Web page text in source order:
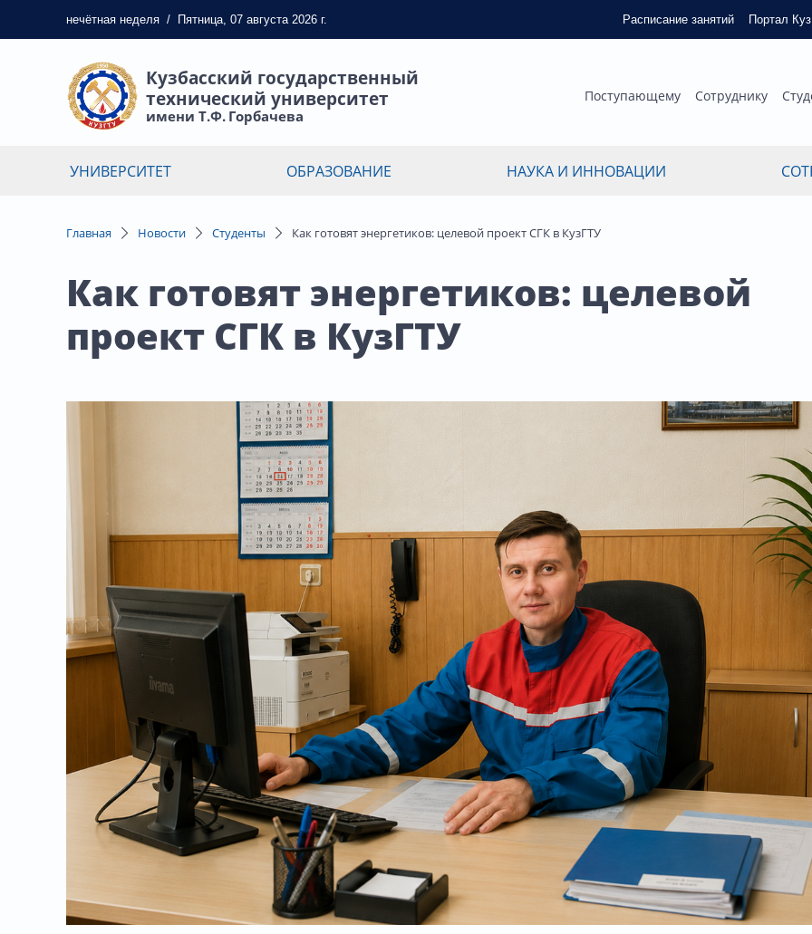
нечётная неделя / Пятница, 07 августа 2026 г. Расписание занятий Портал
Кузбасский государственный
технический университет
имени Т.Ф. Горбачева
Поступающему Сотруднику
УНИВЕРСИТЕТ ОБРАЗОВАНИЕ НАУКА И ИННОВАЦИИ
Главная Новости Студенты Как готовят энергетиков: целевой проект СГК в КузГТУ
Как готовят энергетиков: целевой
проект СГК в КузГТУ